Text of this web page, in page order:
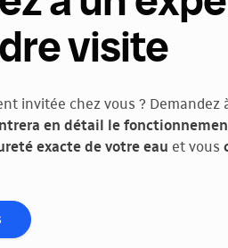
visite
invitée chez vous ? Demandez
en détail le
exacte de votre eau et vous